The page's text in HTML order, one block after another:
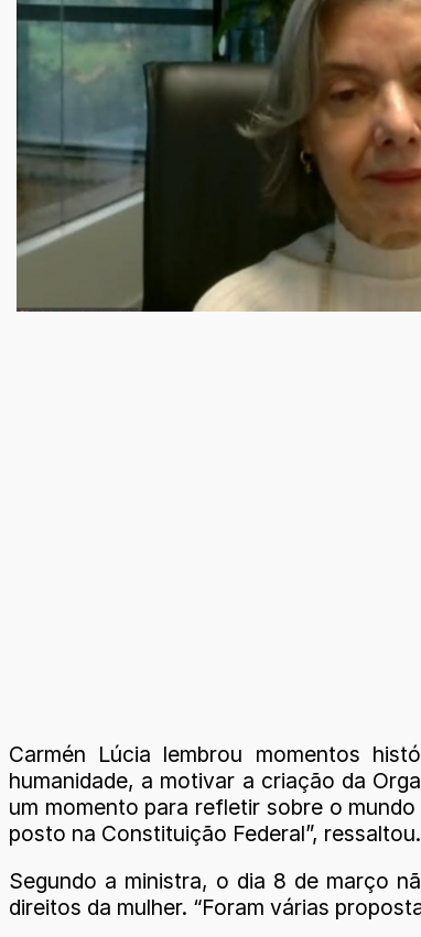
Carmén Lúcia lembrou momentos
humanidade, a motivar a criação da
um momento para refletir sobre o
posto na Constituição Federal”, ressaltou.
Segundo a ministra, o dia 8 de março
direitos da mulher. “Foram várias